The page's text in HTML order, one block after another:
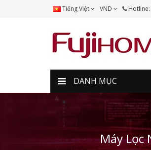
Tiếng Việt VND
DANH MỤC
Máy Lọc